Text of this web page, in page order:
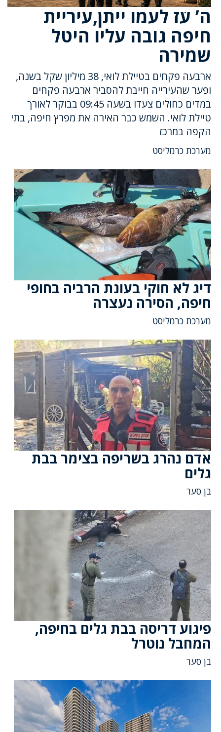
ה’ עֹז לעמו ייתן,עיריית
חיפה גובה עליו היטל
שמירה
ארבעה פקחים בטיילת לואי, 38 מיליון שקל בשנה,
ופער שהעירייה חייבת להסביר ארבעה פקחים
במדים כחולים צעדו בשעה 09:45 בבוקר לאורך
טיילת לואי. השמש כבר האירה את מפרץ חיפה, בתי
הקפה במרכז
מערכת כרמליסט
דיג לא חוקי בעונת הרביה בחופי
חיפה, הסירה נעצרה
מערכת כרמליסט
אדם נהרג בשריפה בצימר בבת
גלים
בן סער
פיגוע דריסה בבת גלים בחיפה,
המחבל נוטרל
בן סער